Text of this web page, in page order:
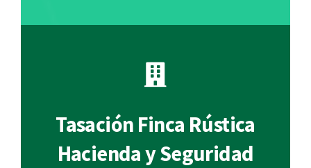
Tasación Finca Rústica
Hacienda y Seguridad